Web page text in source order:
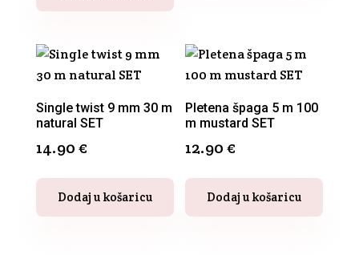
Single twist 9 mm 30 m
natural SET
14.90€
Dodaj u košaricu
Pletena špaga 5 m 100
m mustard SET
12.90€
Dodaj u košaricu